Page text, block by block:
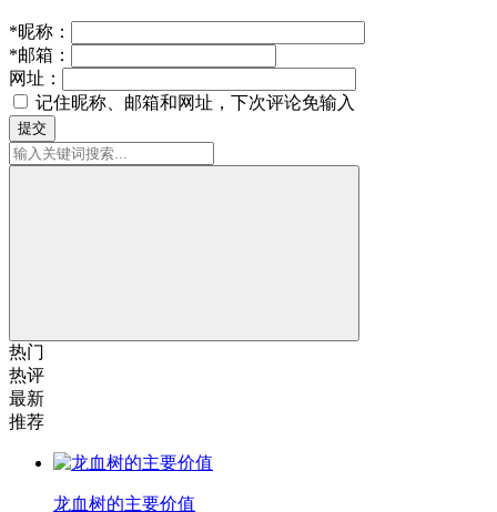
*昵称：
*邮箱：
网址：
记住昵称、邮箱和网址，下次评论免输入
提交
热门
热评
最新
推荐
龙血树的主要价值